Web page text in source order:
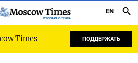
РУССКАЯ СЛУЖБА
EN
Times ПОДДЕРЖАТЬ